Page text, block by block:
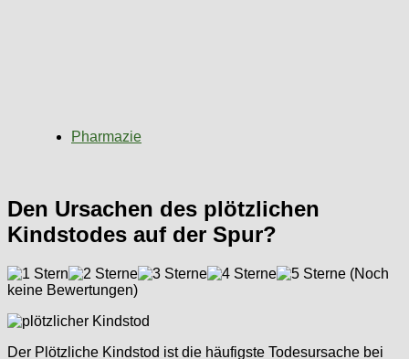
Pharmazie
Den Ursachen des plötzlichen
Kindstodes auf der Spur?
(Noch
keine Bewertungen)
Der Plötzliche Kindstod ist die häufigste Todesursache bei